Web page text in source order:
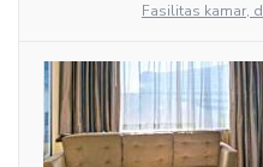
Fasilitas kamar,